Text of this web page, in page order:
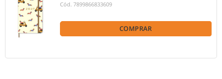
Cód. 7899866833609
COMPRAR